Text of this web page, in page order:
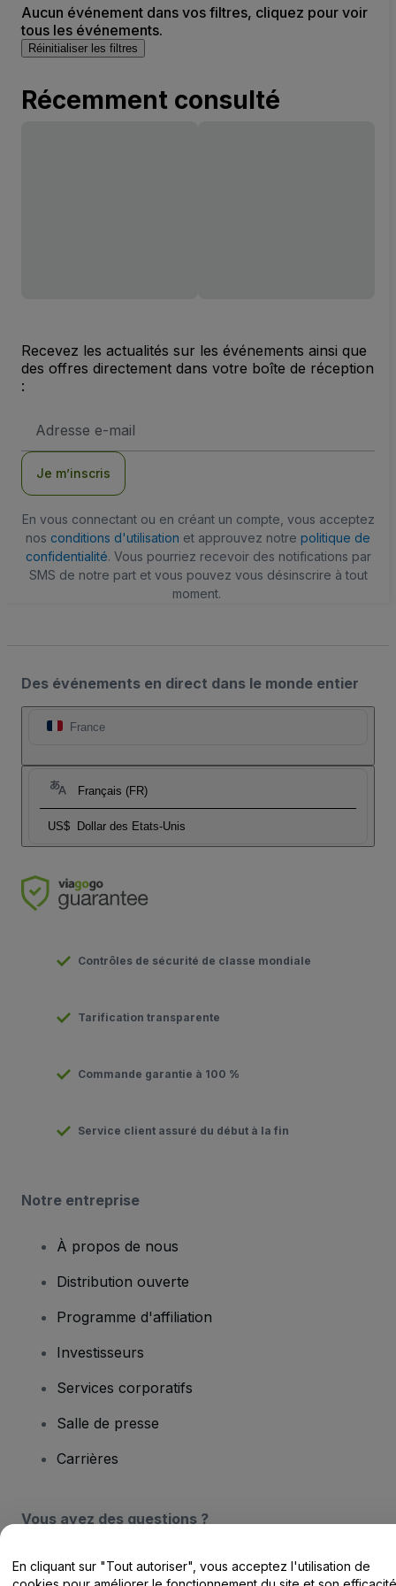
Aucun événement dans vos filtres, cliquez pour voir
tous les événements.
Réinitialiser les filtres
Récemment consulté
Recevez les actualités sur les événements ainsi que
des offres directement dans votre boîte de réception
:
e-
Je m’inscris
En vous connectant ou en créant un compte, vous acceptez
nos conditions d'utilisation et approuvez notre politique de
confidentialité. Vous pourriez recevoir des notifications par
SMS de notre part et vous pouvez vous désinscrire à tout
moment.
Des événements en direct dans le monde entier
France
Français (FR)
US$ Dollar des Etats-Unis
Contrôles de sécurité de classe mondiale
Tarification transparente
Commande garantie à 100 %
Service client assuré du début à la fin
Notre entreprise
À propos de nous
Distribution ouverte
Programme d'affiliation
Investisseurs
Services corporatifs
Salle de presse
Carrières
Vous avez des questions ?
Centre d'assistance / Nous contacter
En cliquant sur "Tout autoriser", vous acceptez l'utilisation de